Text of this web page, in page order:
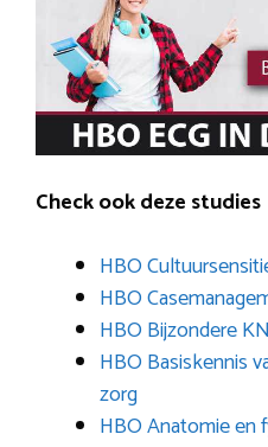
Check ook deze studies
HBO
HBO
HBO Bijzondere
HBO Basiskennis
zorg
HBO Anatomie en